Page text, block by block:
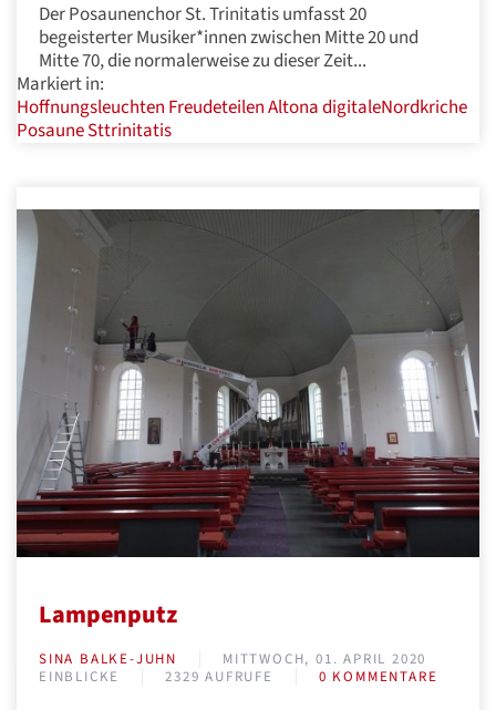
Der Posaunenchor St. Trinitatis umfasst 20
begeisterter Musiker*innen zwischen Mitte 20 und
Mitte 70, die normalerweise zu dieser Zeit...
Markiert in:
Hoffnungsleuchten FreudeteilenAltonadigitaleNordkriche
PosauneSttrinitatis
Lampenputz
SINA BALKE-JUHN
MITTWOCH, 01. APRIL 2020
EINBLICKE
2329 AUFRUFE 0 KOMMENTARE